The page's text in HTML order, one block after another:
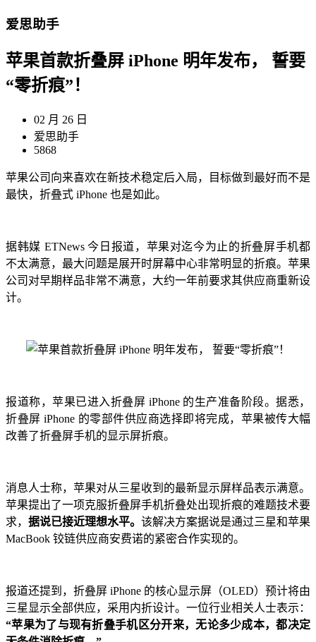
爱思助手
苹果首款折叠屏 iPhone 明年发布， 誓要
“零折痕”！
02 月 26 日
爱思助手
5868
苹果公司向来喜欢在新技术稳定后入局，目标做到最好而不是
最快，折叠式 iPhone 也是如此。
据韩媒 ETNews 今日报道，苹果对迄今为止的折叠屏手机都
不太满意，最大问题是展开时屏幕中心非常明显的折痕。苹果
公司对早期样品非常不满意，大约一年前要求其供应商重新设
计。
报道称，苹果已进入折叠屏 iPhone 的生产准备阶段。据悉，
折叠屏 iPhone 的零部件供应商选择即将完成，苹果被传大幅
改善了折叠屏手机的显示屏折痕。
消息人士称，苹果对从三星收到的最新显示屏样品表示满意。
苹果提出了一项克服折叠屏手机折叠处出现折痕的难题技术要
求， 据说已接近理想水平。 该解决方案据说是通过三星和苹果
MacBook 铰链供应商安费诺的紧密合作实现的。
报道还提到，折叠屏 iPhone 的核心显示屏（OLED）预计将由
三星显示全部供应，采用内折设计。一位行业相关人士表示：
“苹果为了与现有折叠手机区分开来，无论多少成本，都决定